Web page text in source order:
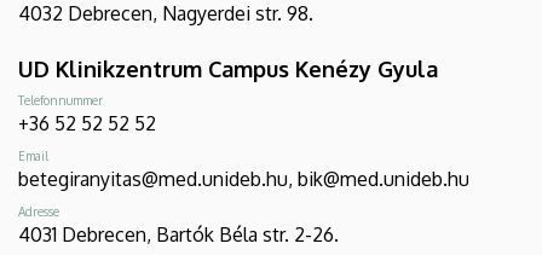
4032 Debrecen, Nagyerdei str. 98.
UD Klinikzentrum Campus Kenézy Gyula
Telefonnummer
+36 52 52 52 52
Email
betegiranyitas@med.unideb.hu, bik@med.unideb.hu
Adresse
4031 Debrecen, Bartók Béla str. 2-26.